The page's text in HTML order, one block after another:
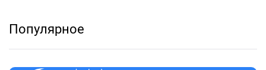
Популярное